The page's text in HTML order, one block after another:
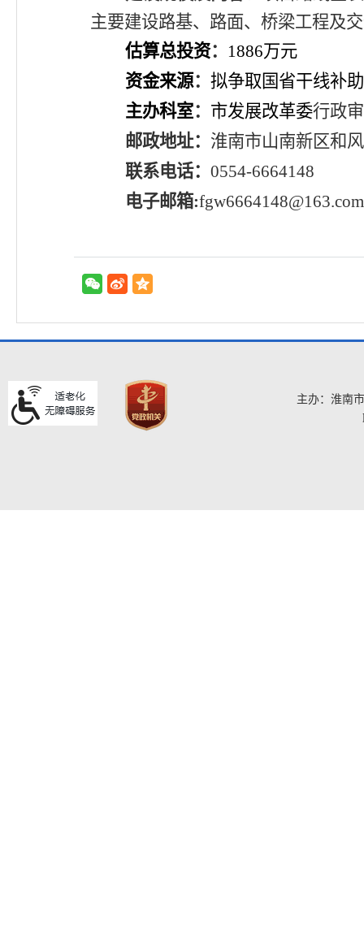
主要建设路基、路面、桥梁工程及
估算总投资： 1886万元
资金来源： 拟争取国省干线补
主办科室： 市发展改革委行政
邮政地址： 淮南市山南新区和
联系电话： 0554-6664148
电子邮箱:fgw6664148@163.com
主办：淮南